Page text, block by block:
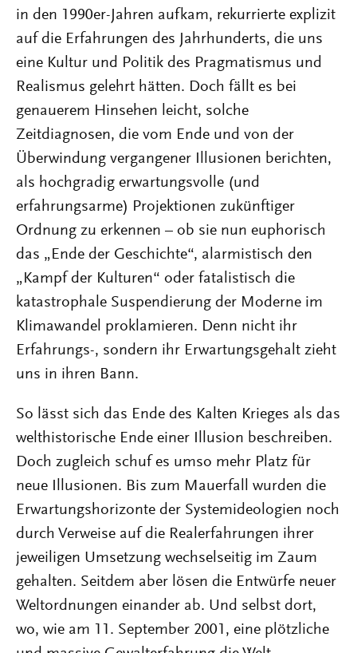
in den 1990er-Jahren aufkam, rekurrierte explizit
auf die Erfahrungen des Jahrhunderts, die uns
eine Kultur und Politik des Pragmatismus und
Realismus gelehrt hätten. Doch fällt es bei
genauerem Hinsehen leicht, solche
Zeitdiagnosen, die vom Ende und von der
Überwindung vergangener Illusionen berichten,
als hochgradig erwartungsvolle (und
erfahrungsarme) Projektionen zukünftiger
Ordnung zu erkennen – ob sie nun euphorisch
das „Ende der Geschichte“, alarmistisch den
„Kampf der Kulturen“ oder fatalistisch die
katastrophale Suspendierung der Moderne im
Klimawandel proklamieren. Denn nicht ihr
Erfahrungs-, sondern ihr Erwartungsgehalt zieht
uns in ihren Bann.
So lässt sich das Ende des Kalten Krieges als das
welthistorische Ende einer Illusion beschreiben.
Doch zugleich schuf es umso mehr Platz für
neue Illusionen. Bis zum Mauerfall wurden die
Erwartungshorizonte der Systemideologien noch
durch Verweise auf die Realerfahrungen ihrer
jeweiligen Umsetzung wechselseitig im Zaum
gehalten. Seitdem aber lösen die Entwürfe neuer
Weltordnungen einander ab. Und selbst dort,
wo, wie am 11. September 2001, eine plötzliche